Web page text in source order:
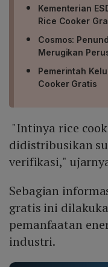
Kementerian
Rice Cooker
Cosmos:
Merugikan
Pemerintah
Cooker Gratis
"Intinya rice
didistribusikan
verifikasi,"
Sebagian
gratis ini
pemanfaatan
industri.